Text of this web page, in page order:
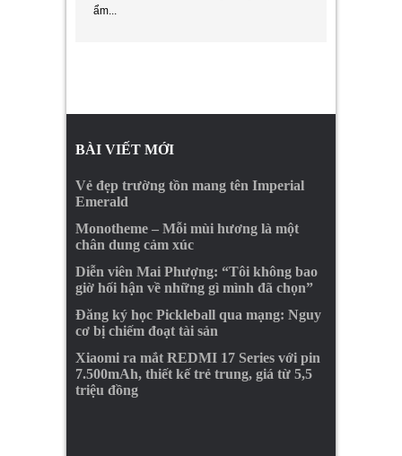
ẩm...
BÀI VIẾT MỚI
Vẻ đẹp trường tồn mang tên Imperial
Emerald
Monotheme – Mỗi mùi hương là một
chân dung cảm xúc
Diễn viên Mai Phượng: “Tôi không bao
giờ hối hận về những gì mình đã chọn”
Đăng ký học Pickleball qua mạng: Nguy
cơ bị chiếm đoạt tài sản
Xiaomi ra mắt REDMI 17 Series với pin
7.500mAh, thiết kế trẻ trung, giá từ 5,5
triệu đồng